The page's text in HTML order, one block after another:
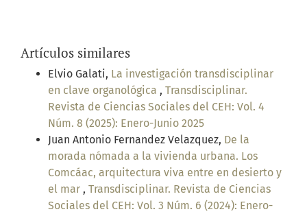
Artículos similares
Elvio Galati, La investigación transdisciplinar
en clave organológica , Transdisciplinar.
Revista de Ciencias Sociales del CEH: Vol. 4
Núm. 8 (2025): Enero-Junio 2025
Juan Antonio Fernandez Velazquez, De la
morada nómada a la vivienda urbana. Los
Comcáac, arquitectura viva entre en desierto y
el mar , Transdisciplinar. Revista de Ciencias
Sociales del CEH: Vol. 3 Núm. 6 (2024): Enero-